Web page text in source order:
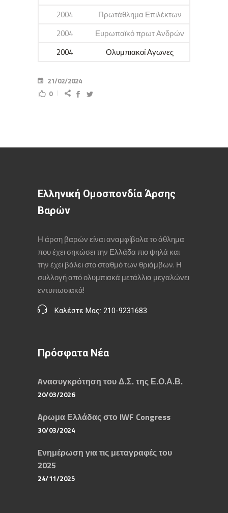
2004
Πρωτάθλημα Επιλέκτων
2004
Ευρωπαϊκό πρωτ Ανδρών
2004
Ολυμπιακοί Αγωνες
21/02/2024
0
Ελληνική Ομοσπονδία Άρσης
Βαρών
Η άρση βαρών είναι αναμφίβολα το άθλημα
που έχει σηκώσει την Ελλάδα πιο ψηλά και
την έχει βάλει στο σταθμό των θριάμβων. Η
συλλογή από ολυμπιακά μετάλλια μεγαλώνει
εντυπωσιακά!
Καλέστε Μας: 210-9231683
Πρόσφατα Νέα
Aνασυγκρότηση του Δ.Σ. της Ε.Ο.Α.Β.
20/03/2026
Aρωμα Ελλάδας στο IWF Congress
30/03/2024
Eνημέρωση για τις μεταγραφές του
2025
24/11/2025